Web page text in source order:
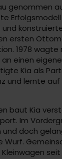
genommen
Erfolgsmodell
und
ersten
1978
einen
Kia als
und lernte
baut Kia
Im
doch
Wurf.
seit